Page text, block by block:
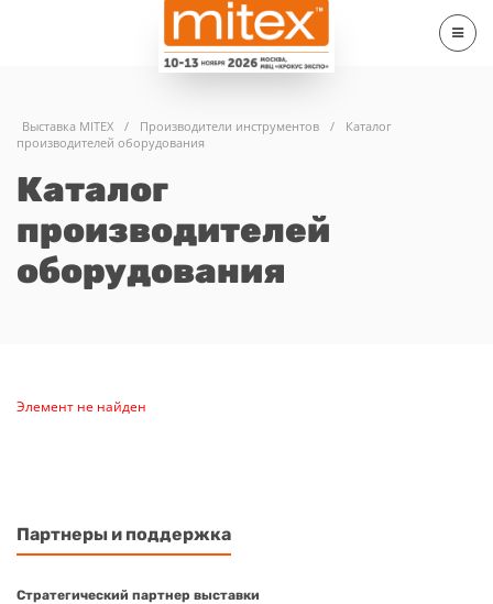
Выставка MITEX / Производители инструментов /
Каталог
производителей оборудования
Каталог
производителей
оборудования
Элемент не найден
Партнеры и поддержка
Стратегический партнер выставки